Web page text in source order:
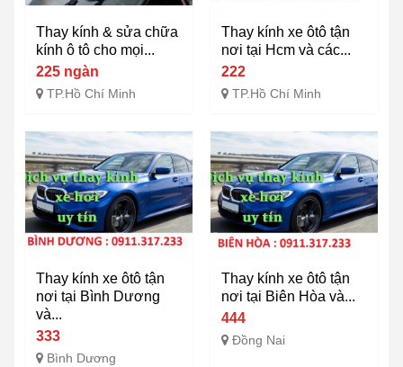
Thay kính & sửa chữa
kính ô tô cho mọi...
225 ngàn
TP.Hồ Chí Minh
Thay kính xe ôtô tận
nơi tại Hcm và các...
222
TP.Hồ Chí Minh
Thay kính xe ôtô tận
nơi tại Bình Dương
và...
333
Bình Dương
Thay kính xe ôtô tận
nơi tại Biên Hòa và...
444
Đồng Nai